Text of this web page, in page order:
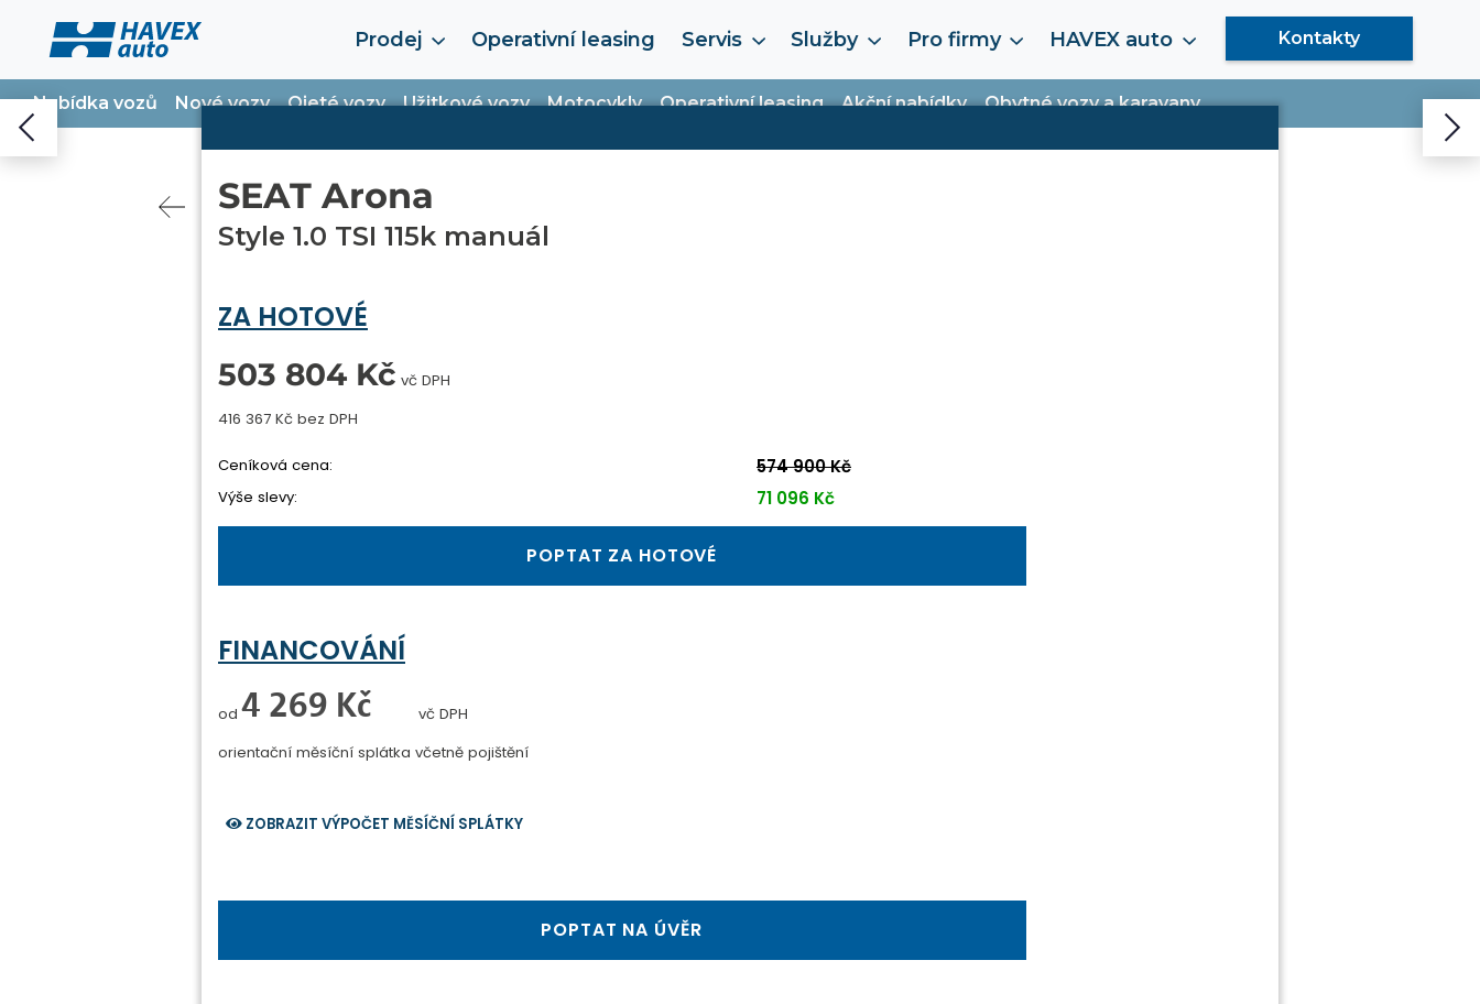
Prodej Operativní leasing Servis Služby Pro firmy HAVEX auto Kontakty
Nabídka vozů Nové vozy Ojeté vozy Užitkové vozy Motocykly Operativní leasing Akční nabídky Obytné vozy a karavany
SEAT Arona
Style 1.0 TSI 115k manuál
ZA HOTOVÉ
503 804 Kč vč DPH
416 367 Kč bez DPH
Ceníková cena: 574 900 Kč
Výše slevy: 71 096 Kč
POPTAT ZA HOTOVÉ
FINANCOVÁNÍ
od0 Kč
vč DPH
orientační měsíční splátka včetně pojištění
ZOBRAZIT VÝPOČET MĚSÍČNÍ SPLÁTKY
POPTAT NA ÚVĚR